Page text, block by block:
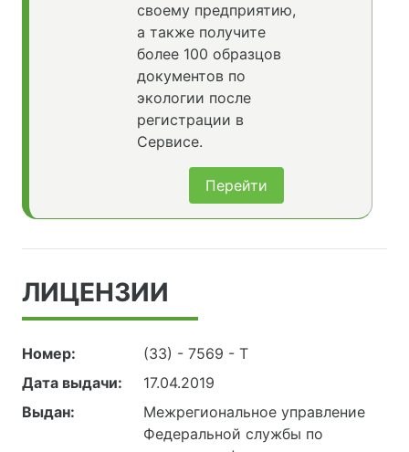
своему предприятию,
а также получите
более 100 образцов
документов по
экологии после
регистрации в
Сервисе.
Перейти
ЛИЦЕНЗИИ
Номер:
(33) - 7569 - Т
Дата выдачи:
17.04.2019
Выдан:
Межрегиональное управление
Федеральной службы по